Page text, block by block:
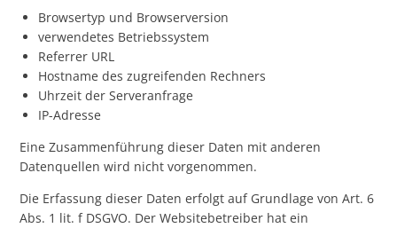
Browsertyp und Browserversion
verwendetes Betriebssystem
Referrer URL
Hostname des zugreifenden Rechners
Uhrzeit der Serveranfrage
IP-Adresse
Eine Zusammenführung dieser Daten mit anderen
Datenquellen wird nicht vorgenommen.
Die Erfassung dieser Daten erfolgt auf Grundlage von Art. 6
Abs. 1 lit. f DSGVO. Der Websitebetreiber hat ein